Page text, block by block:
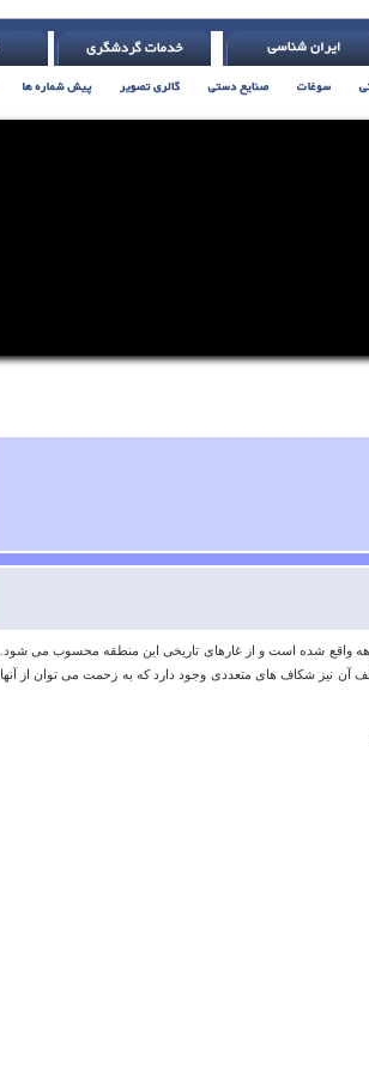
واقع شده است و از غارهای تاریخی این منطقه محسوب می شود.
نیز شکاف های متعددی وجود دارد که به زحمت می توان از آنها